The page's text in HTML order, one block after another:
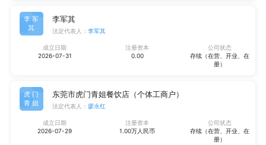
李军
其
李军其
法定代表人： 李军其
成立日期
2026-07-31
注册资本
0.00
公司状态
存续（在营、开业、在
册）
虎门
青姐
东莞市虎门青姐餐饮店（个体工商户）
法定代表人： 廖永红
成立日期
2026-07-29
注册资本
1.00万人民币
公司状态
存续（在营、开业、在
册）